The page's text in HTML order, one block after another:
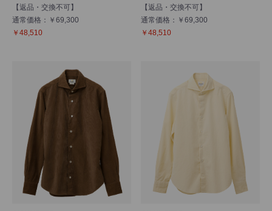
【返品・交換不可】
通常価格：￥69,300
￥48,510
【返品・交換不可】
通常価格：￥69,300
￥48,510